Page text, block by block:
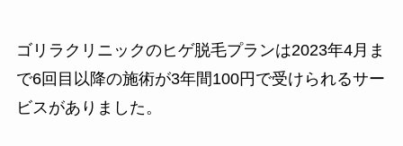
ゴリラクリニックのヒゲ脱毛プランは2023年4月ま
で6回目以降の施術が3年間100円で受けられるサー
ビスがありました。